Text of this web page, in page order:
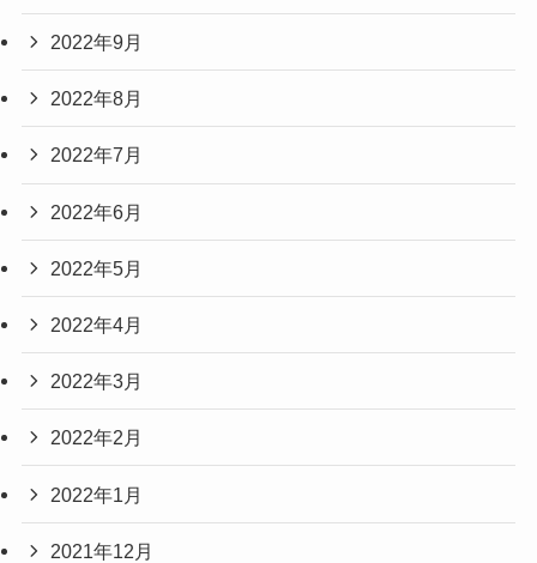
2022年9月
2022年8月
2022年7月
2022年6月
2022年5月
2022年4月
2022年3月
2022年2月
2022年1月
2021年12月